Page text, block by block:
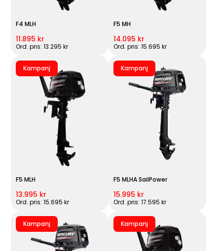
F4 MLH
11.895 kr
Ord. pris: 13.295 kr
F5 MH
14.095 kr
Ord. pris: 15.695 kr
Kampanj
F5 MLH
13.995 kr
Ord. pris: 15.695 kr
Kampanj
F5 MLHA SailPower
15.995 kr
Ord. pris: 17.595 kr
Kampanj Kampanj